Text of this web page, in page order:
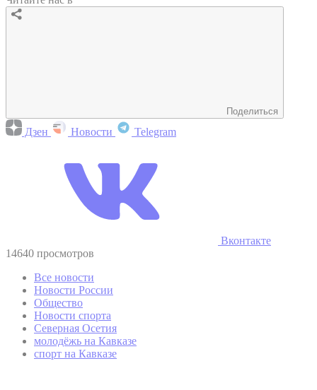
Поделиться
Дзен Новости Telegram
Вконтакте
14640 просмотров
Все новости
Новости России
Общество
Новости спорта
Северная Осетия
молодёжь на Кавказе
спорт на Кавказе